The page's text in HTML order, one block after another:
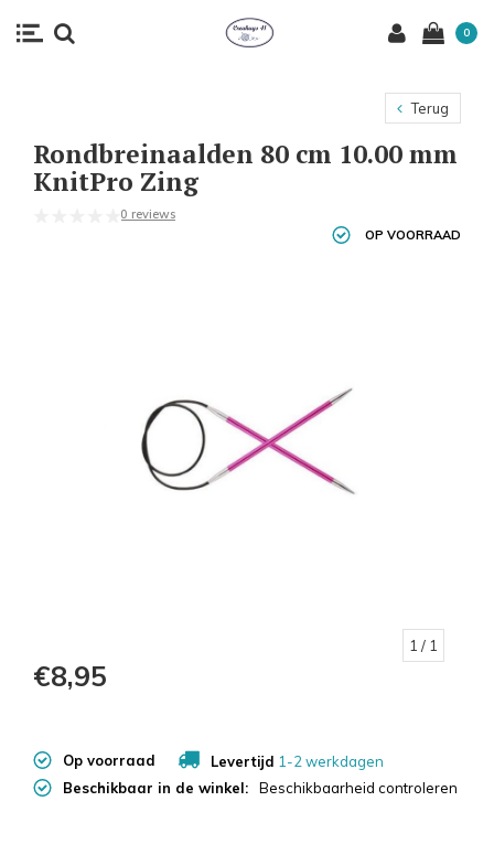
0
Terug
Rondbreinaalden 80 cm 10.00 mm
KnitPro Zing
0 reviews
OP VOORRAAD
1 / 1
€8,95
Op voorraad Levertijd 1-2 werkdagen
Beschikbaar in de winkel:
Beschikbaarheid controleren